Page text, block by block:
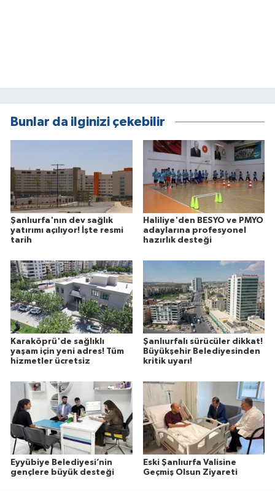
Bunlar da ilginizi çekebilir
Şanlıurfa'nın dev sağlık
yatırımı açılıyor! İşte resmi
tarih
Haliliye'den BESYO ve PMYO
adaylarına profesyonel
hazırlık desteği
Karaköprü'de sağlıklı
yaşam için yeni adres! Tüm
hizmetler ücretsiz
Şanlıurfalı sürücüler dikkat!
Büyükşehir Belediyesinden
kritik uyarı!
Eyyübiye Belediyesi’nin
gençlere büyük desteği
Eski Şanlıurfa Valisine
Geçmiş Olsun Ziyareti